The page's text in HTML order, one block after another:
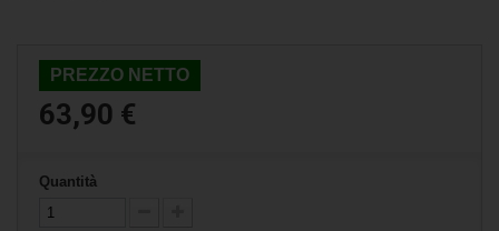
PREZZO NETTO
63,90 €
Quantità